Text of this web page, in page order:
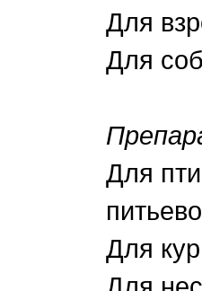
Для
Для
Для
Для